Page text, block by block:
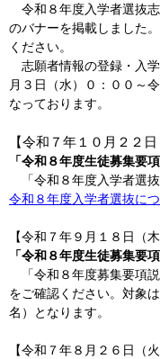
令和８年度入学者選抜
のバナーを掲載しました。
ください。
志願者情報の登録・入
月３日（水）０：００～
なっております。
【令和７年１０月２２日
「令和８年度生徒募集要
「令和８年度入学者選抜
令和８年度入学者選抜に
【令和７年９月１８日（木
「令和８年度生徒募集要
「令和８年度募集要項
をご確認ください。対象
名）となります。
【令和７年８月２６日（